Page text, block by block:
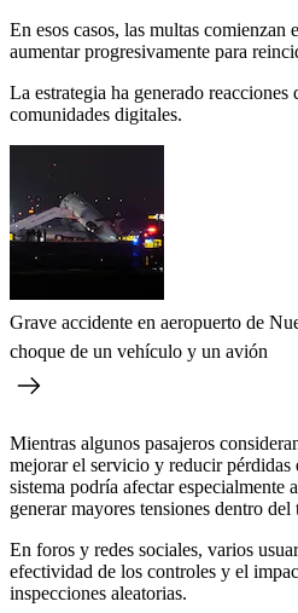
En esos casos, las multas comienzan
aumentar progresivamente para
La estrategia ha generado
comunidades digitales.
Grave accidente en aeropuerto de
choque de un vehículo y un avión
Mientras algunos pasajeros
mejorar el servicio y reducir pérdidas
sistema podría afectar especialmente
generar mayores tensiones dentro
En foros y redes sociales, varios
efectividad de los controles y el
inspecciones aleatorias.